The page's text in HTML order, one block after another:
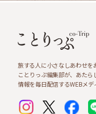
旅する人に小さなしあわせを
ことりっぷ編集部が、あたら
情報を毎日配信するWEBメデ